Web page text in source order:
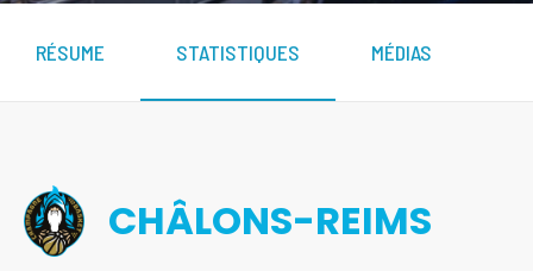
RÉSUME STATISTIQUES MÉDIAS
CHÂLONS-REIMS